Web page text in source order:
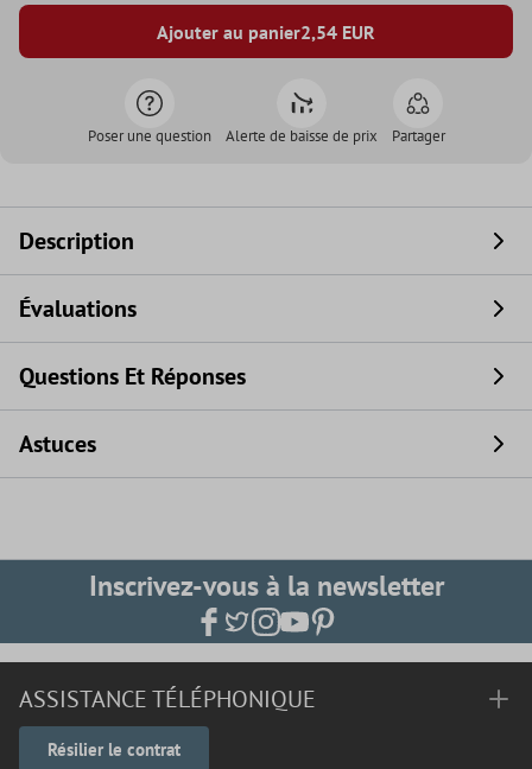
Ajouter au panier2,54 EUR
Poser une question Alerte de baisse de prix Partager
Description
Évaluations
Questions Et Réponses
Astuces
Inscrivez-vous à la newsletter
ASSISTANCE TÉLÉPHONIQUE
Résilier le contrat